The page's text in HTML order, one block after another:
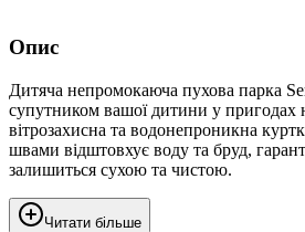
Опис
Дитяча непромокаюча пухова парка
супутником вашої дитини у пригодах
вітрозахисна та водонепроникна
швами відштовхує воду та бруд,
залишиться сухою та чистою.
Читати більше